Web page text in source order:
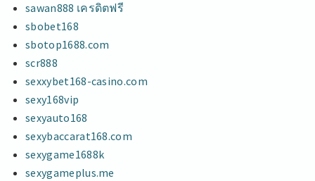
sawan888 เครดิตฟรี
sbobet168
sbotop1688.com
scr888
sexxybet168-casino.com
sexy168vip
sexyauto168
sexybaccarat168.com
sexygame1688k
sexygameplus.me